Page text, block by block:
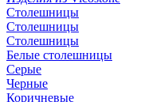
Столешницы
Столешницы
Столешницы
Белые столешницы
Серые
Черные
Коричневые